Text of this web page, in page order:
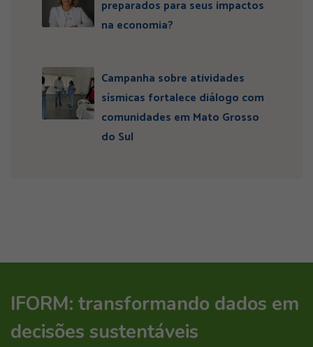
preparados para seus impactos
na economia?
Campanha sobre atividades
sísmicas fortalece diálogo com
comunidades em Mato Grosso
do Sul
IFORM: transformando dados em
decisões sustentáveis